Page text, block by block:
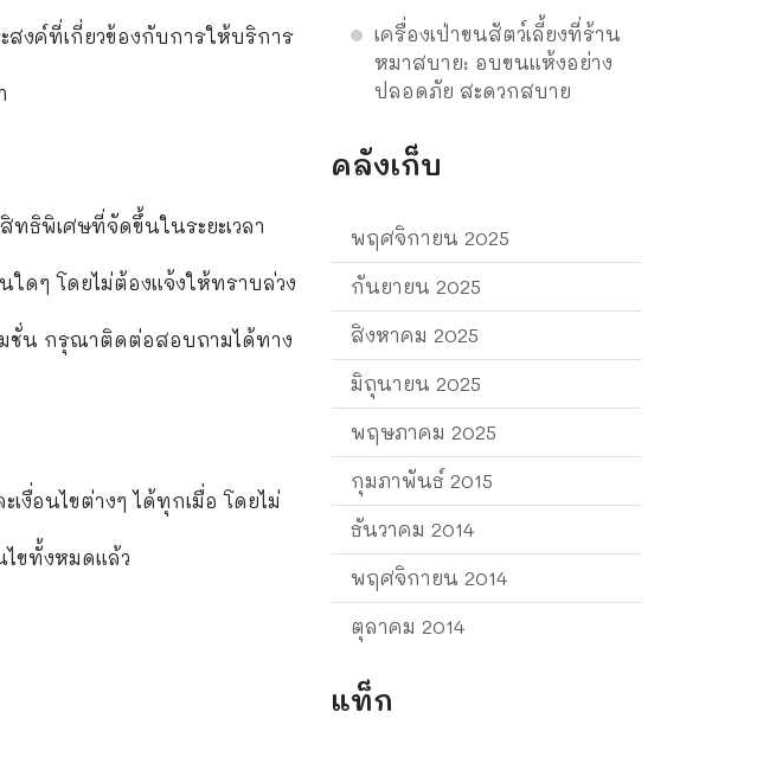
สงค์ที่เกี่ยวข้องกับการให้บริการ
ธิพิเศษที่จัดขึ้นในระยะเวลา
ดๆ โดยไม่ต้องแจ้งให้ทราบล่วง
ชั่น กรุณาติดต่อสอบถามได้ทาง
อนไขต่างๆ ได้ทุกเมื่อ โดยไม่
ขทั้งหมดแล้ว
เครื่องเป่าขนสัตว์เลี้ยงที่ร้าน
หมาสบาย: อบขนแห้งอย่าง
ปลอดภัย สะดวกสบาย
คลังเก็บ
พฤศจิกายน 2025
กันยายน 2025
สิงหาคม 2025
มิถุนายน 2025
พฤษภาคม 2025
กุมภาพันธ์ 2015
ธันวาคม 2014
พฤศจิกายน 2014
ตุลาคม 2014
แท็ก